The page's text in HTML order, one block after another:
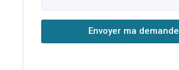
Envoyer ma demande